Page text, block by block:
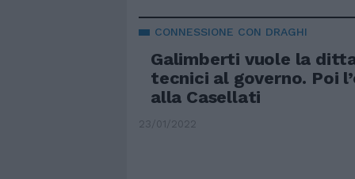
CONNESSIONE CON DRAGHI
Galimberti vuole la
tecnici al governo. Poi
alla Casellati
23/01/2022